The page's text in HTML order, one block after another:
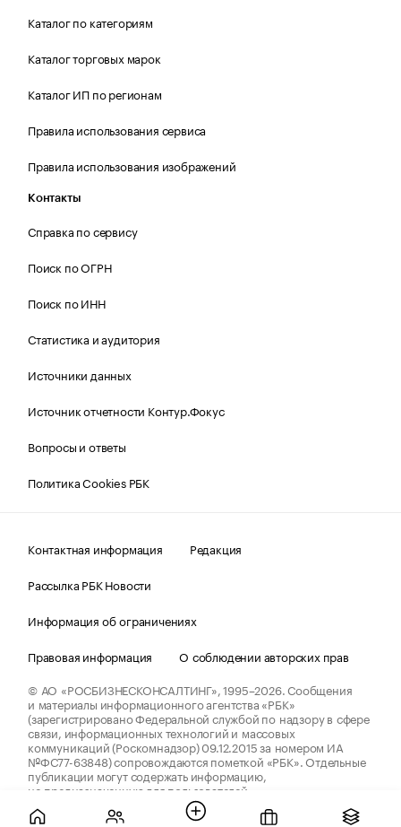
Каталог по категориям
Каталог торговых марок
Каталог ИП по регионам
Правила использования сервиса
Правила использования изображений
Контакты
Справка по сервису
Поиск по ОГРН
Поиск по ИНН
Статистика и аудитория
Источники данных
Источник отчетности Контур.Фокус
Вопросы и ответы
Политика Cookies РБК
Контактная информация
Редакция
Рассылка РБК Новости
Информация об ограничениях
Правовая информация
О соблюдении авторских прав
© АО «РОСБИЗНЕСКОНСАЛТИНГ»,1995–2026.Сообщения
и материалы информационного агентства «РБК»
(зарегистрировано Федеральной службой по надзору в сфере
связи, информационных технологий и массовых
коммуникаций (Роскомнадзор) 09.12.2015 за номером ИА
№ФС77-63848) сопровождаются пометкой «РБК». Отдельные
публикации могут содержать информацию,
не предназначенную для пользователей
до 18 лет.
companycardsfeedback@rbc.ru